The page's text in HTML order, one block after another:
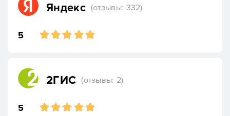
Яндекс (отзывы: 332)
5
2ГИС (отзывы: 2)
5